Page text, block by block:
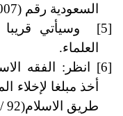
السعودية رقم (6007).
[5]
وسيأتي
العلماء.
[6] انظر: الفقه
أخذ مبلغا لإخلاء
طريق الاسلام92)